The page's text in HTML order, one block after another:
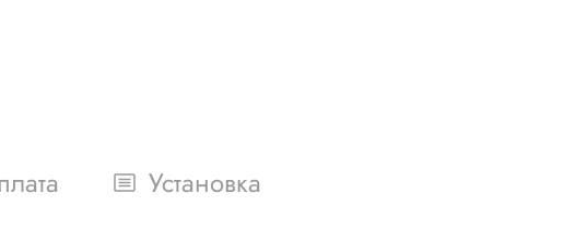
Установка